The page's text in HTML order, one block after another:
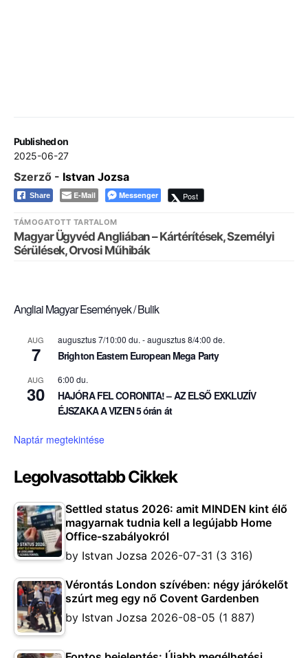
Published on
2025-06-27
Szerző - Istvan Jozsa
Share E-Mail Messenger Post
TÁMOGATOTT TARTALOM
Magyar Ügyvéd Angliában – Kártérítések, Személyi
Sérülések, Orvosi Műhibák
Angliai Magyar Események / Bulik
AUG
7
augusztus 7/10:00 du. -augusztus 8/4:00 de.
Brighton Eastern European Mega Party
AUG
30
6:00 du.
HAJÓRA FEL CORONITA! – AZ ELSŐ EXKLUZÍV
ÉJSZAKA A VIZEN 5 órán át
Naptár megtekintése
Legolvasottabb Cikkek
Settled status 2026: amit MINDEN kint élő
magyarnak tudnia kell a legújabb Home
Office-szabályokról
by Istvan Jozsa 2026-07-31 (3 316)
Vérontás London szívében: négy járókelőt
szúrt meg egy nő Covent Gardenben
by Istvan Jozsa 2026-08-05 (1 887)